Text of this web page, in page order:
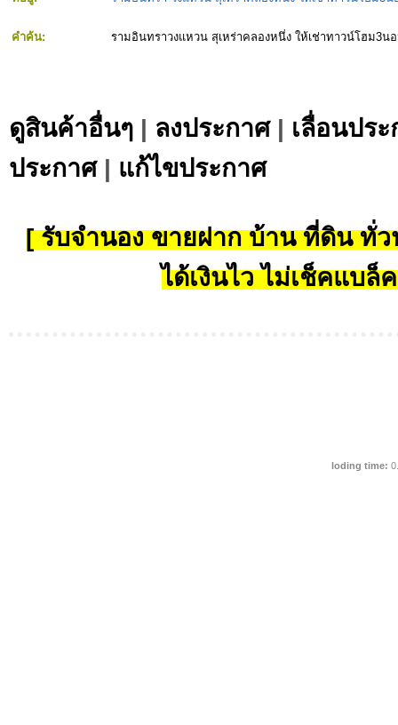
คำค้น: รามอินทราวงแหวน สุเหร่าคลองหนึ่ง ให้เช่าทาวน์โฮม3
ดูสินค้าอื่นๆ | ลงประกาศ| เลื่อนปร
ประกาศ| แก้ไขประกาศ
[ รับจำนอง ขายฝาก บ้าน ที่ดิน ทั่ว
ได้เงินไว ไม่เช็คแบล็
loding time: